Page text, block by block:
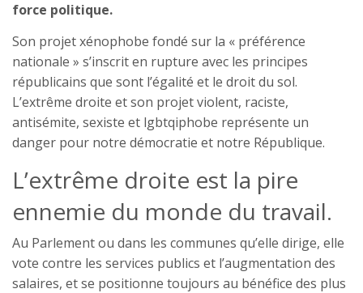
force politique.
Son projet xénophobe fondé sur la « préférence
nationale » s’inscrit en rupture avec les principes
républicains que sont l’égalité et le droit du sol.
L’extrême droite et son projet violent, raciste,
antisémite, sexiste et lgbtqiphobe représente un
danger pour notre démocratie et notre République.
L’extrême droite est la pire
ennemie du monde du travail.
Au Parlement ou dans les communes qu’elle dirige, elle
vote contre les services publics et l’augmentation des
salaires, et se positionne toujours au bénéfice des plus